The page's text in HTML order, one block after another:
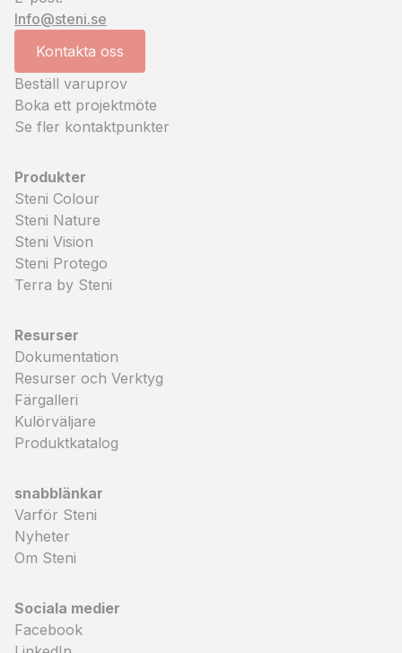
Info@steni.se
Kontakta oss
Beställ varuprov
Boka ett projektmöte
Se fler kontaktpunkter
Produkter
Steni Colour
Steni Nature
Steni Vision
Steni Protego
Terra by Steni
Resurser
Dokumentation
Resurser och Verktyg
Färgalleri
Kulörväljare
Produktkatalog
snabblänkar
Varför Steni
Nyheter
Om Steni
Sociala medier
Facebook